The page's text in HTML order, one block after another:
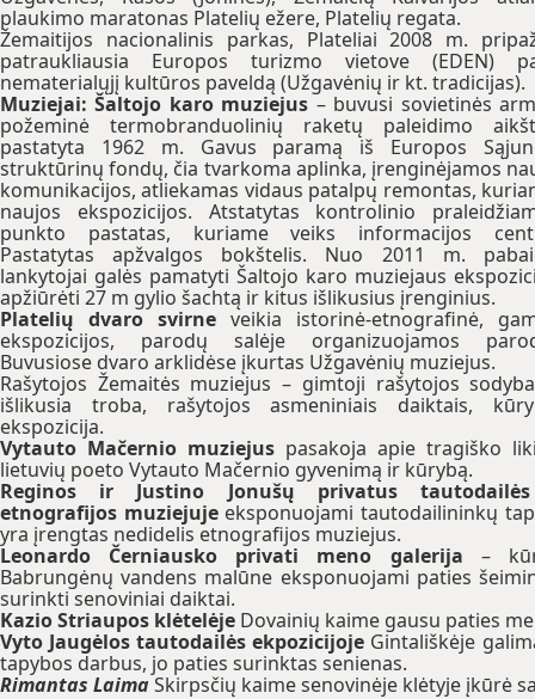
plaukimo maratonas Platelių ežere, Platelių regata.
Žemaitijos nacionalinis parkas, Plateliai 2008 m.
patraukliausia Europos turizmo vietove (EDEN)
nematerialųjį kultūros paveldą (Užgavėnių ir kt. tradicijas).
Muziejai: Šaltojo karo muziejus – buvusi sovietinės
požeminė termobranduolinių raketų paleidimo
pastatyta 1962 m. Gavus paramą iš Europos
struktūrinų fondų, čia tvarkoma aplinka, įrenginėjamos
komunikacijos, atliekamas vidaus patalpų remontas,
naujos ekspozicijos. Atstatytas kontrolinio
punkto pastatas, kuriame veiks informacijos
Pastatytas apžvalgos bokštelis. Nuo 2011 m.
lankytojai galės pamatyti Šaltojo karo muziejaus
apžiūrėti 27 m gylio šachtą ir kitus išlikusius įrenginius.
Platelių dvaro svirne veikia istorinė-etnografinė,
ekspozicijos, parodų salėje organizuojamos
Buvusiose dvaro arklidėse įkurtas Užgavėnių muziejus.
Rašytojos Žemaitės muziejus – gimtoji rašytojos
išlikusia troba, rašytojos asmeniniais daiktais,
ekspozicija.
Vytauto Mačernio muziejus pasakoja apie tragiško
lietuvių poeto Vytauto Mačernio gyvenimą ir kūrybą.
Reginos ir Justino Jonušų privatus
etnografijos muziejujeeksponuojami tautodailininkų
yra įrengtas nedidelis etnografijos muziejus.
Leonardo Černiausko privati meno galerija –
Babrungėnų vandens malūne eksponuojami paties
surinkti senoviniai daiktai.
Kazio Striaupos klėtelėje Dovainių kaime gausu paties
Vyto Jaugėlos tautodailės ekpozicijoje Gintališkėje
tapybos darbus, jo paties surinktas senienas.
Rimantas LaimaSkirpsčių kaime senovinėje klėtyje įkūrė